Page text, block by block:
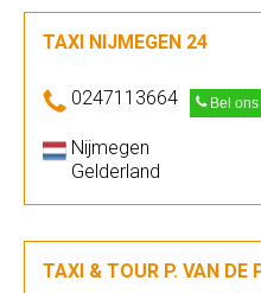
TAXI NIJMEGEN 24
0247113664 Bel ons
Nijmegen
Gelderland
TAXI & TOUR P. VAN DE